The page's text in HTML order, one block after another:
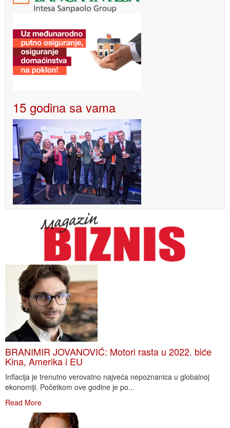
15 godina sa vama
BRANIMIR JOVANOVIĆ: Motori rasta u 2022. biće
Kina, Amerika i EU
Inflacija je trenutno verovatno najveća nepoznanica u globalnoj
ekonomiji. Početkom ove godine je po...
Read More